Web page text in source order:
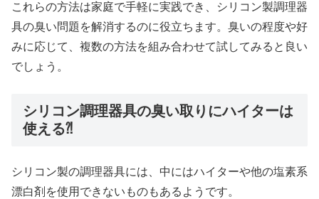
これらの方法は家庭で手軽に実践でき、シリコン製調理器
具の臭い問題を解消するのに役立ちます。臭いの程度や好
みに応じて、複数の方法を組み合わせて試してみると良い
でしょう。
シリコン調理器具の臭い取りにハイターは
使える⁈
シリコン製の調理器具には、中にはハイターや他の塩素系
漂白剤を使用できないものもあるようです。